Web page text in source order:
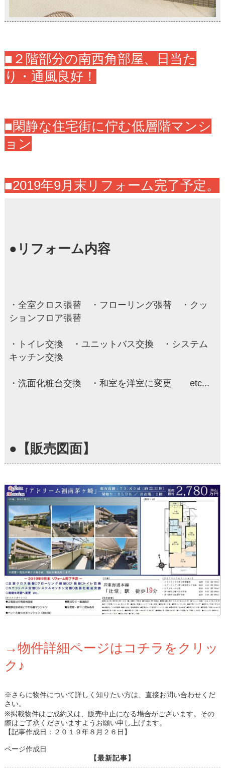
■２階部分の南西角部屋、日当た
り・通風良好！
■閑静な住宅街に佇む低層階マンシ
ョン
■2019年9月末リフォーム完了予定。
●リフォーム内容
・全室クロス張替 ・フローリング張替 ・クッ
ションフロア張替
・トイレ交換 ・ユニットバス交換 ・システム
キッチン交換
・洗面化粧台交換 ・和室を洋室に変更 etc...
●【販売図面】
→物件詳細ページはコチラをクリッ
ク♪
※さらに物件について詳しく知りたい方は、直接お問い合わせくだ
さい。
※掲載物件はご成約又は、販売中止になる場合がございます。その
際はご了承くださいますようお願い申し上げます。
【記事作成日：２０１９年８月２６日】
ページ作成日
【最新記事】